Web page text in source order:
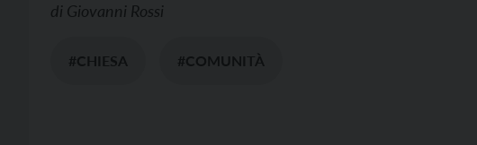
di Giovanni Rossi
#CHIESA #COMUNITÀ